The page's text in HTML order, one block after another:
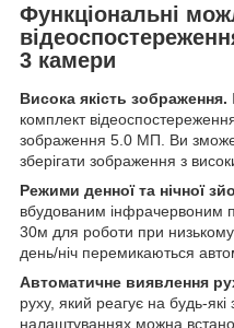
Функціональні
3 камери
Висока якість зображення.
комплект
зображення 5.0 МП. Ви
зберігати зображення з
Режими денної та нічної
вбудованим інфрачервоним
30м для роботи при
день/ніч перемикаються
Автоматичне виявлення
руху, який реагує на будь-
налаштуваннях можна